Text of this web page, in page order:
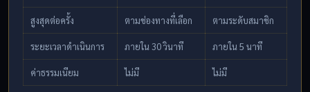
สูงสุดต่อครั้ง ตามช่องทางที่เลือก ตามระดับสมาชิก
ระยะเวลาดำเนินการ ภายใน 30 วินาที ภายใน 5 นาที
ค่าธรรมเนียม ไม่มี ไม่มี